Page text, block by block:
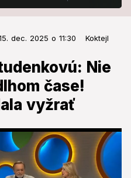
dec. 2025 o 11:30 Koktejl
Nie
čase!
vyžrať
o 11:30
Nie je
čase! Herečka